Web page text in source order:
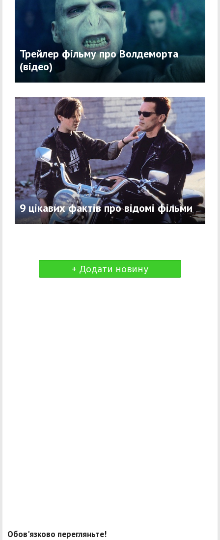
Трейлер фільму про Волдеморта
(відео)
9 цікавих фактів про відомі фільми
+ Додати новину
Обов'язково перегляньте!